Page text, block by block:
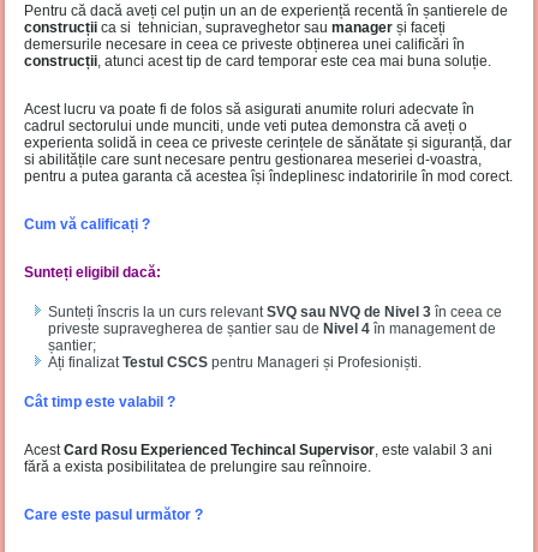
Pentru că dacă aveți cel puțin un an de experiență recentă în șantierele de
construcții ca si tehnician, supraveghetor saumanager și faceți
demersurile necesare in ceea ce priveste obținerea unei calificări în
construcții , atunci acest tip de card temporar este cea mai buna soluție.
Acest lucru va poate fi de folos să asigurati anumite roluri adecvate în
cadrul sectorului unde munciti, unde veti putea demonstra că aveți o
experienta solidă in ceea ce priveste cerințele de sănătate și siguranță, dar
si abilitățile care sunt necesare pentru gestionarea meseriei d-voastra,
pentru a putea garanta că acestea își îndeplinesc indatoririle în mod corect.
Cum vă calificați ?
Sunteți eligibil dacă:
Sunteți înscris la un curs relevantSVQ sau NVQ de Nivel 3 în ceea ce
priveste supravegherea de șantier sau deNivel 4 în management de
șantier;
Ați finalizatTestul CSCS pentru Manageri și Profesioniști.
Cât timp este valabil ?
AcestCard Rosu Experienced Techincal Supervisor , este valabil 3 ani
fără a exista posibilitatea de prelungire sau reînnoire.
Care este pasul următor ?